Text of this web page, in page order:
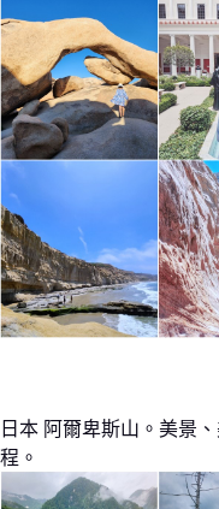
日本 阿爾卑斯山。美景
程。